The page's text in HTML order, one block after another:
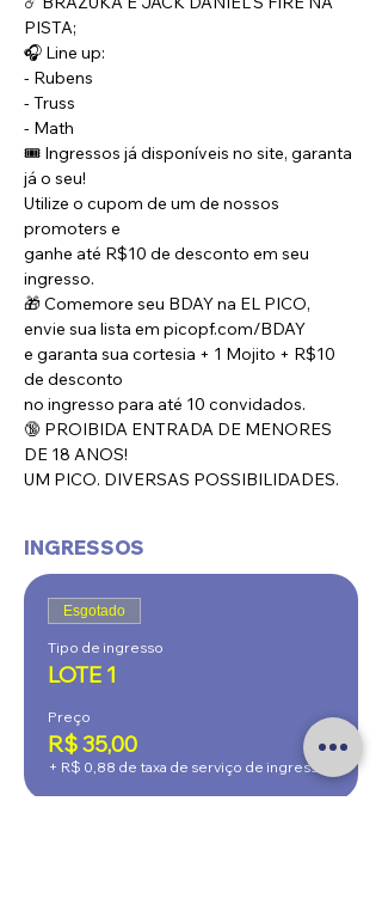
PISTA;
🎧 Line up:
- Rubens
- Truss
- Math
🎟️ Ingressos já disponíveis no site, garanta
já o seu!
Utilize o cupom de um de nossos
promoters e
ganhe até R$10 de desconto em seu
ingresso.
🎁 Comemore seu BDAY na EL PICO,
envie sua lista em picopf.com/BDAY
e garanta sua cortesia + 1 Mojito + R$10
de desconto
no ingresso para até 10 convidados.
🔞 PROIBIDA ENTRADA DE MENORES
DE 18 ANOS!
UM PICO. DIVERSAS POSSIBILIDADES.
INGRESSOS
Esgotado
Tipo de ingresso
LOTE 1
Preço
R$ 35,00
+ R$ 0,88 de taxa de serviço de ingresso